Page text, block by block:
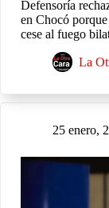
Defensoría
en Chocó
cese al fuego
La
25 enero,